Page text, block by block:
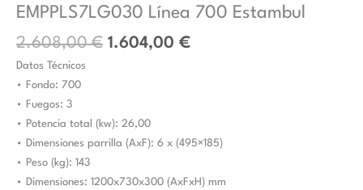
EMPPLS7LG030 Línea 700 Estambul
2.608,00€ 1.604,00 €
Datos Técnicos
• Fondo: 700
• Fuegos: 3
• Potencia total (kw): 26,00
• Dimensiones parrilla (AxF): 6 x (495×185)
• Peso (kg): 143
• Dimensiones: 1200x730x300 (AxFxH) mm
kW
mm
EMPPLS7LG030
Línea
700
Estambul
cantidad